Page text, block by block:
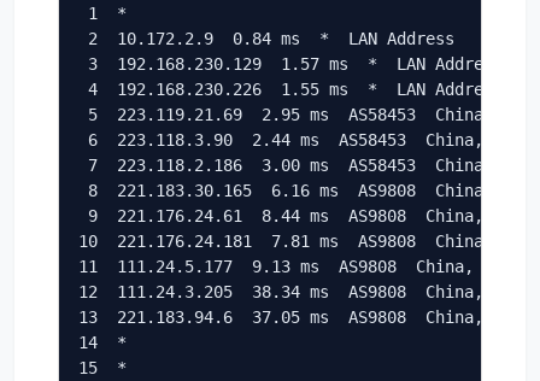
1  *
2  10.172.2.9  0.84 ms  *  LAN Address
3  192.168.230.129  1.57 ms  *  LAN Address
4  192.168.230.226  1.55 ms  *  LAN Address
5  223.119.21.69  2.95 ms  AS58453  China,
6  223.118.3.90  2.44 ms  AS58453  China, Hong
7  223.118.2.186  3.00 ms  AS58453  China,
8  221.183.30.165  6.16 ms  AS9808  China,
9  221.176.24.61  8.44 ms  AS9808  China,
10  221.176.24.181  7.81 ms  AS9808  China,
11  111.24.5.177  9.13 ms  AS9808  China,
12  111.24.3.205  38.34 ms  AS9808  China,
13  221.183.94.6  37.05 ms  AS9808  China,
14  *
15  *